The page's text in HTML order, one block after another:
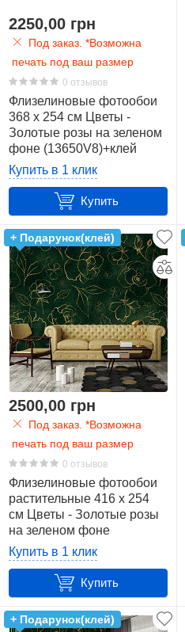
2250,00 грн
Под заказ. *Возможна
печать под ваш размер
0 отзывов
Флизелиновые фотообои
368 x 254 см Цветы -
Золотые розы на зеленом
фоне (13650V8)+клей
Купить в 1 клик
Купить
+ Подарунок(клей)
2500,00 грн
Под заказ. *Возможна
печать под ваш размер
0 отзывов
Флизелиновые фотообои
растительные 416 x 254
см Цветы - Золотые розы
на зеленом фоне
(13650VEXXXL)+клей
Купить в 1 клик
Купить
+ Подарунок(клей)